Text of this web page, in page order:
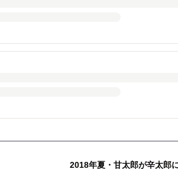
2018年夏・甘太郎が辛太郎